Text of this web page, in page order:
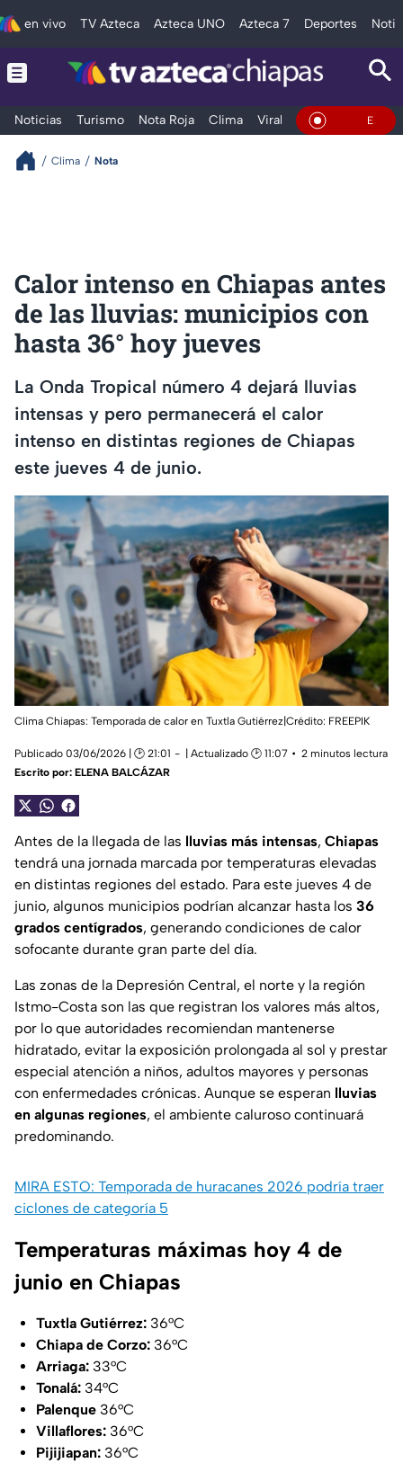
en vivo TV Azteca Azteca UNO Azteca 7 Deportes
Noticias Turismo Nota Roja Clima Viral y Tendencia En Vivo
Clima Nota
Calor intenso en Chiapas antes
de las lluvias: municipios con
hasta 36° hoy jueves
La Onda Tropical número 4 dejará lluvias
intensas y pero permanecerá el calor
intenso en distintas regiones de Chiapas
este jueves 4 de junio.
Clima Chiapas: Temporada de calor en Tuxtla Gutiérrez|Crédito: FREEPIK
Publicado 03/06/2026 | 🕑 21:01 | Actualizado 🕑 11:07
2 minutos lectura
Escrito por: ELENA BALCÁZAR
Antes de la llegada de las lluvias más intensas, Chiapas
tendrá una jornada marcada por temperaturas elevadas
en distintas regiones del estado. Para este jueves 4 de
junio, algunos municipios podrían alcanzar hasta los 36
grados centígrados, generando condiciones de calor
sofocante durante gran parte del día.
Las zonas de la Depresión Central, el norte y la región
Istmo-Costa son las que registran los valores más altos,
por lo que autoridades recomiendan mantenerse
hidratado, evitar la exposición prolongada al sol y prestar
especial atención a niños, adultos mayores y personas
con enfermedades crónicas. Aunque se esperan lluvias
en algunas regiones, el ambiente caluroso continuará
predominando.
MIRA ESTO: Temporada de huracanes 2026 podría traer
ciclones de categoría 5
Temperaturas máximas hoy 4 de
junio en Chiapas
Tuxtla Gutiérrez: 36°C
Chiapa de Corzo: 36°C
Arriaga: 33°C
Tonalá: 34°C
Palenque 36°C
Villaflores: 36°C
Pijijiapan: 36°C